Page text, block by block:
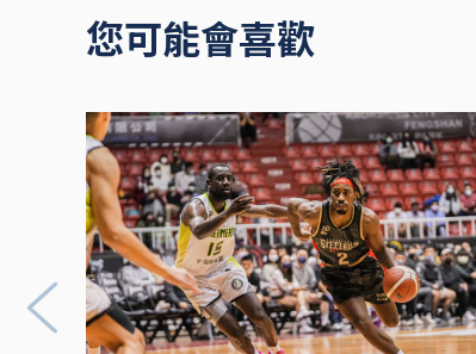
您可能會喜歡